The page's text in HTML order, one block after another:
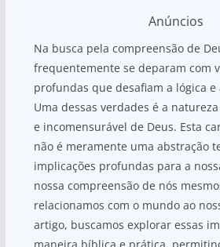
Anúncios
Na busca pela compreensão de
frequentemente se deparam com
profundas que desafiam a lógica e
Uma dessas verdades é a
e incomensurável de Deus. Esta
não é meramente uma abstração
implicações profundas para a
nossa compreensão de nós
relacionamos com o mundo ao
artigo, buscamos explorar essas